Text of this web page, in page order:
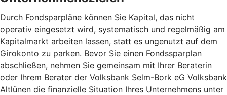
Durch Fondsparpläne können Sie Kapital, das nicht
operativ eingesetzt wird, systematisch und regelmäßig am
Kapitalmarkt arbeiten lassen, statt es ungenutzt auf dem
Girokonto zu parken. Bevor Sie einen Fondssparplan
abschließen, nehmen Sie gemeinsam mit Ihrer Beraterin
oder Ihrem Berater der Volksbank Selm-Bork eG Volksbank
Altlünen die finanzielle Situation Ihres Unternehmens unter